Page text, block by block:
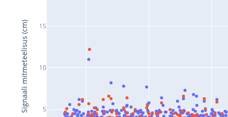
5
10
15
Signaali mitmeteelisus (cm)